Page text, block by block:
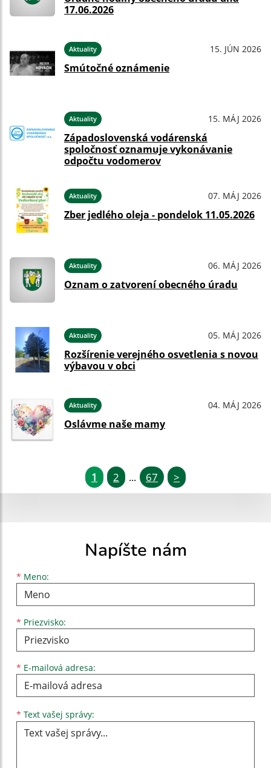
17.06.2026
Aktuality 15. JÚN 2026
Smútočné oznámenie
Aktuality 15. MÁJ 2026
Západoslovenská vodárenská
spoločnosť oznamuje vykonávanie
odpočtu vodomerov
Aktuality 07. MÁJ 2026
Zber jedlého oleja - pondelok 11.05.2026
Aktuality 06. MÁJ 2026
Oznam o zatvorení obecného úradu
Aktuality 05. MÁJ 2026
Rozšírenie verejného osvetlenia s novou
výbavou v obci
Aktuality 04. MÁJ 2026
Oslávme naše mamy
1 2 ... 67 >
Napíšte nám
* Meno:
Meno
* Priezvisko:
Priezvisko
* E-mailová adresa:
E-mailová adresa
* Text vašej správy: